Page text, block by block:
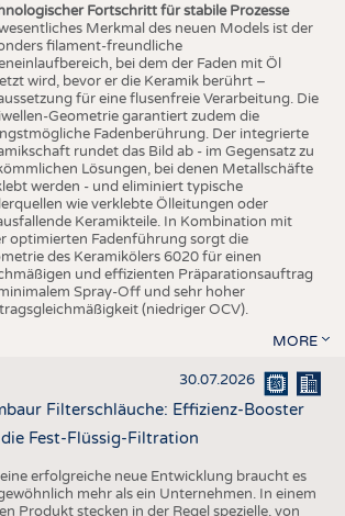
Fortschritt für stabile Prozesse
Merkmal des neuen Models ist der
filament-freundliche
bei dem der Faden mit Öl
wird, bevor er die Keramik berührt –
für eine flusenfreie Verarbeitung. Die
Geometrie garantiert zudem die
Fadenberührung. Der integrierte
rundet das Bild ab - im Gegensatz zu
Lösungen, bei denen Metallschäfte
werden - und eliminiert typische
wie verklebte Ölleitungen oder
Keramikteile. In Kombination mit
optimierten Fadenführung sorgt die
des Keramikölers 6020 für einen
und effizienten Präparationsauftrag
Spray-Off und sehr hoher
(niedriger OCV).
MORE
30.07.2026
Filterschläuche: Effizienz-Booster
Fest-Flüssig-Filtration
erfolgreiche neue Entwicklung braucht es
mehr als ein Unternehmen. In einem
Produkt stecken in der Regel spezielle, von